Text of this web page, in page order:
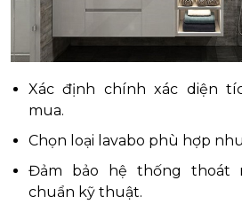
Xác định chính xác diện
mua.
Chọn loại lavabo phù hợp
Đảm bảo hệ thống thoát
chuẩn kỹ thuật.